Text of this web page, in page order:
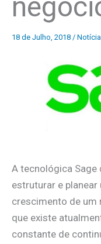
18 de Julho, 2018 /
A tecnológica
estruturar e
crescimento de um
que existe
constante de